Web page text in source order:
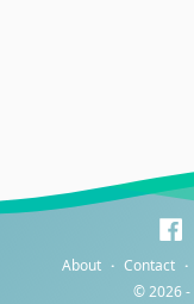
About Contact
©2026 -